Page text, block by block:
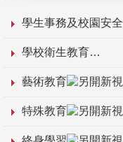
學生事務及校園安全
學校衛生教育
藝術教育
特殊教育